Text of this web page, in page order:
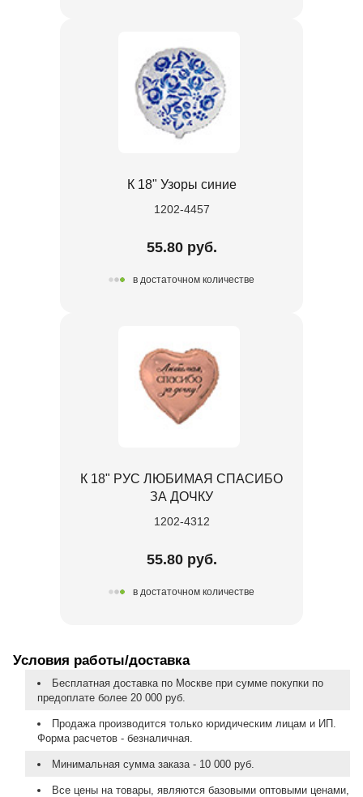
К 18" Узоры синие
1202-4457
55.80 руб.
в достаточном количестве
К 18" РУС ЛЮБИМАЯ СПАСИБО
ЗА ДОЧКУ
1202-4312
55.80 руб.
в достаточном количестве
Условия работы/доставка
Бесплатная доставка по Москве при сумме покупки по
предоплате более 20 000 руб.
Продажа производится только юридическим лицам и ИП.
Форма расчетов - безналичная.
Минимальная сумма заказа - 10 000 руб.
Все цены на товары, являются базовыми оптовыми ценами,